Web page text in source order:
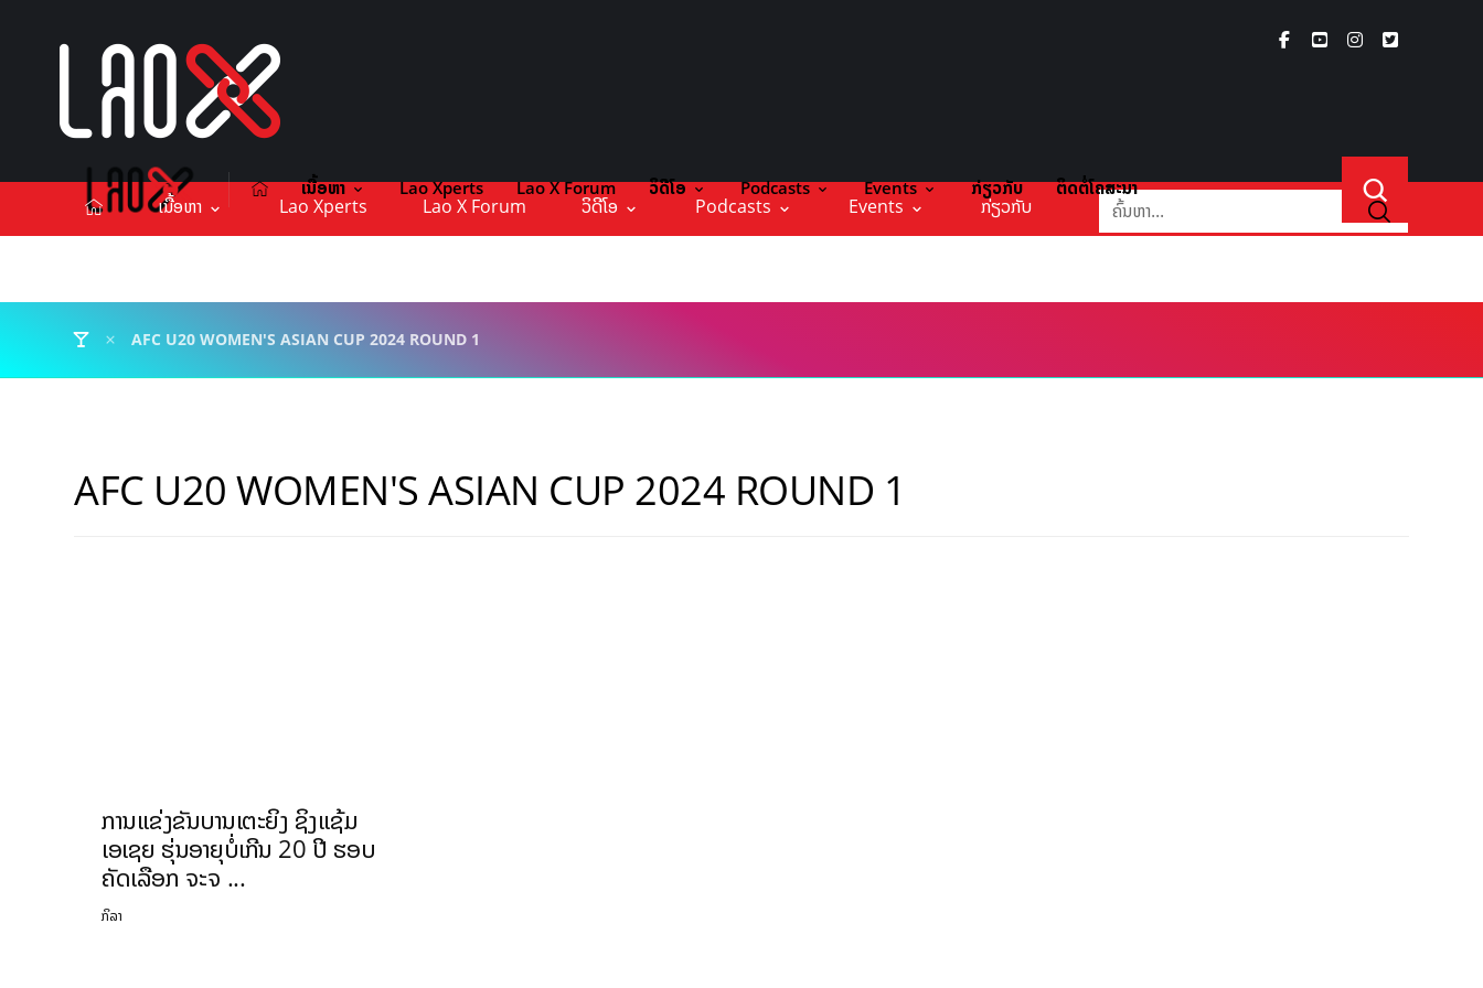
ເນື້ອຫາ Lao Xperts Lao X Forum ວິດີໂອ Podcasts Events
ກ່ຽວກັບ
ເນື້ອຫາ Lao Xperts Lao X Forum ວິດີໂອ Podcasts Events ກ່ຽວກັບ ຕິດຕໍ່ໂຄສະນາ
AFC U20 WOMEN'S ASIAN CUP 2024 ROUND 1
AFC U20 WOMEN'S ASIAN CUP 2024 ROUND 1
ການແຂ່ງຂັນບານເຕະຍິງ ຊິງແຊ້ມ
ເອເຊຍ ຮຸ່ນອາຍຸບໍ່ເກີນ 20 ປີ ຮອບ
ຄັດເລືອກ ຈະຈ ...
ກິລາ